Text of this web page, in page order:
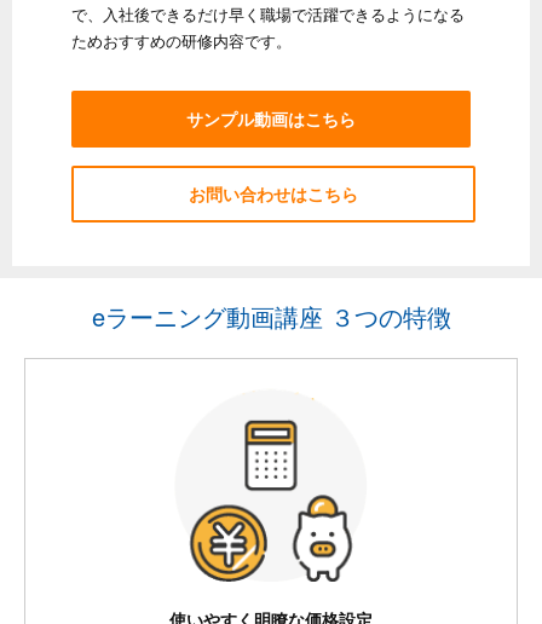
で、入社後できるだけ早く職場で活躍できるようになる
ためおすすめの研修内容です。
サンプル動画はこちら
お問い合わせはこちら
eラーニング動画講座 ３つの特徴